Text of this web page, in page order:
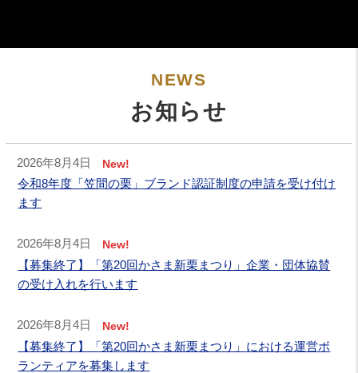
NEWS
お知らせ
2026年8月4日 New!
令和8年度「笠間の栗」ブランド認証制度の申請を受け付け
ます
2026年8月4日 New!
【募集終了】「第20回かさま新栗まつり」企業・団体協賛
の受け入れを行います
2026年8月4日 New!
【募集終了】「第20回かさま新栗まつり」における運営ボ
ランティアを募集します